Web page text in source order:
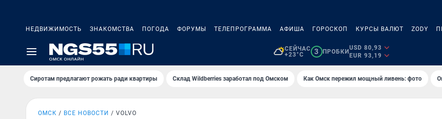
НЕДВИЖИМОСТЬ ЗНАКОМСТВА ПОГОДА ФОРУМЫ ТЕЛЕПРОГРАММА АФИША ГОРОСКОП КУРСЫ ВАЛЮТ ZODY
СЕЙЧАС
+23°C
3 ПРОБКИ
USD 80,93
EUR 93,19
Сиротам предлагают рожать ради квартиры Склад Wildberries заработал под Омском Как Омск пережил мощный ливень: фото
ОМСК ВСЕ НОВОСТИ VOLVO